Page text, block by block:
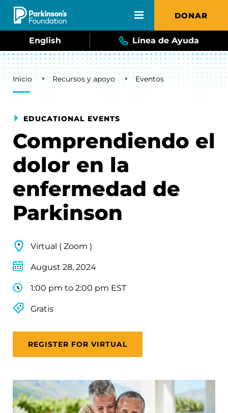
Skip to main content DONAR
English Línea de Ayuda
Breadcrumb
Inicio Recursos y apoyo Eventos
EDUCATIONAL EVENTS
Comprendiendo el
dolor en la
enfermedad de
Parkinson
Virtual ( Zoom )
August 28, 2024
1:00 pm to 2:00 pm EST
Gratis
REGISTER FOR VIRTUAL